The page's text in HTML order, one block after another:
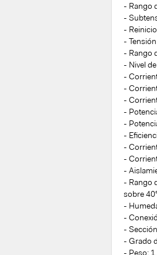
- Rango
-
-
-
- Rango
- Nivel
-
-
-
-
-
-
-
-
-
- Rango
sobre
-
-
-
- Grado
- Peso: